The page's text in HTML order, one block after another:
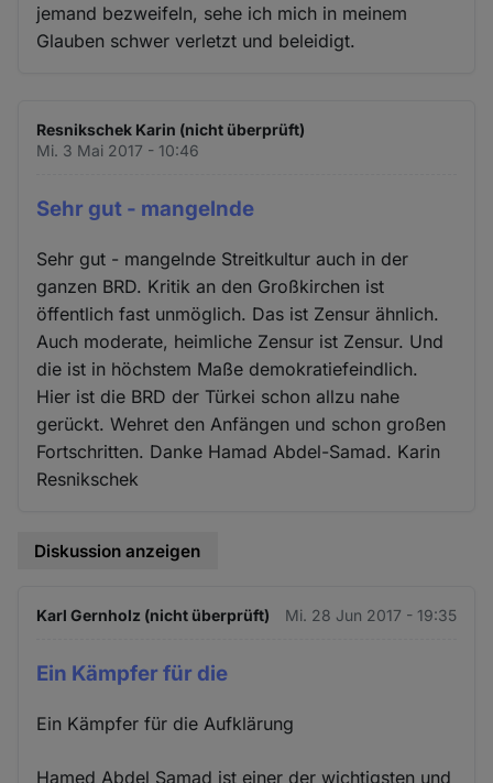
jemand bezweifeln, sehe ich mich in meinem
Glauben schwer verletzt und beleidigt.
Resnikschek Karin (nicht überprüft)
Mi. 3 Mai 2017 - 10:46
Sehr gut - mangelnde
Sehr gut - mangelnde Streitkultur auch in der
ganzen BRD. Kritik an den Großkirchen ist
öffentlich fast unmöglich. Das ist Zensur ähnlich.
Auch moderate, heimliche Zensur ist Zensur. Und
die ist in höchstem Maße demokratiefeindlich.
Hier ist die BRD der Türkei schon allzu nahe
gerückt. Wehret den Anfängen und schon großen
Fortschritten. Danke Hamad Abdel-Samad. Karin
Resnikschek
Diskussion anzeigen
Karl Gernholz (nicht überprüft) Mi. 28 Jun 2017 - 19:35
Ein Kämpfer für die
Ein Kämpfer für die Aufklärung
Hamed Abdel Samad ist einer der wichtigsten und